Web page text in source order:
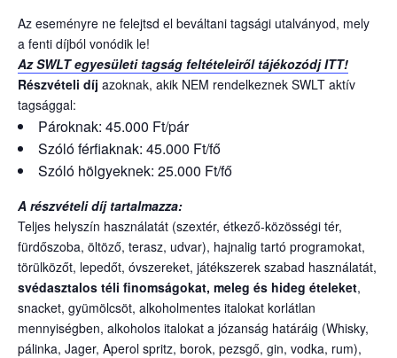
Az eseményre ne felejtsd el beváltani tagsági utalványod, mely
a fenti díjból vonódik le!
Az SWLT egyesületi tagság feltételeiről tájékozódj ITT!
Részvételi díj azoknak, akik NEM rendelkeznek SWLT aktív
tagsággal:
Pároknak: 45.000 Ft/pár
Szóló férfiaknak: 45.000 Ft/fő
Szóló hölgyeknek: 25.000 Ft/fő
A részvételi díj tartalmazza:
Teljes helyszín használatát (szextér, étkező-közösségi tér,
fürdőszoba, öltöző, terasz, udvar), hajnalig tartó programokat,
törülközőt, lepedőt, óvszereket, játékszerek szabad használatát,
svédasztalos téli finomságokat, meleg és hideg ételeket,
snacket, gyümölcsöt, alkoholmentes italokat korlátlan
mennyiségben, alkoholos italokat a józanság határáig (Whisky,
pálinka, Jager, Aperol spritz, borok, pezsgő, gin, vodka, rum),